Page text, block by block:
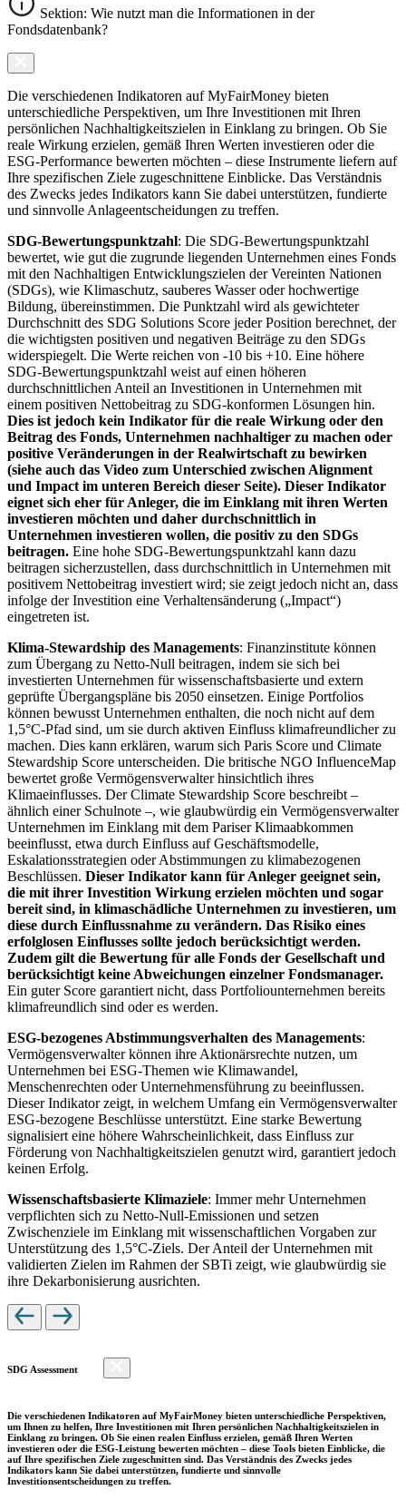
Sektion: Wie nutzt man die Informationen in der
Fondsdatenbank?
Die verschiedenen Indikatoren auf MyFairMoney bieten
unterschiedliche Perspektiven, um Ihre Investitionen mit Ihren
persönlichen Nachhaltigkeitszielen in Einklang zu bringen. Ob Sie
reale Wirkung erzielen, gemäß Ihren Werten investieren oder die
ESG-Performance bewerten möchten – diese Instrumente liefern auf
Ihre spezifischen Ziele zugeschnittene Einblicke. Das Verständnis
des Zwecks jedes Indikators kann Sie dabei unterstützen, fundierte
und sinnvolle Anlageentscheidungen zu treffen.
SDG-Bewertungspunktzahl: Die SDG-Bewertungspunktzahl
bewertet, wie gut die zugrunde liegenden Unternehmen eines Fonds
mit den Nachhaltigen Entwicklungszielen der Vereinten Nationen
(SDGs), wie Klimaschutz, sauberes Wasser oder hochwertige
Bildung, übereinstimmen. Die Punktzahl wird als gewichteter
Durchschnitt des SDG Solutions Score jeder Position berechnet, der
die wichtigsten positiven und negativen Beiträge zu den SDGs
widerspiegelt. Die Werte reichen von -10 bis +10. Eine höhere
SDG-Bewertungspunktzahl weist auf einen höheren
durchschnittlichen Anteil an Investitionen in Unternehmen mit
einem positiven Nettobeitrag zu SDG-konformen Lösungen hin.
Dies ist jedoch kein Indikator für die reale Wirkung oder den
Beitrag des Fonds, Unternehmen nachhaltiger zu machen oder
positive Veränderungen in der Realwirtschaft zu bewirken
(siehe auch das Video zum Unterschied zwischen Alignment
und Impact im unteren Bereich dieser Seite). Dieser Indikator
eignet sich eher für Anleger, die im Einklang mit ihren Werten
investieren möchten und daher durchschnittlich in
Unternehmen investieren wollen, die positiv zu den SDGs
beitragen. Eine hohe SDG-Bewertungspunktzahl kann dazu
beitragen sicherzustellen, dass durchschnittlich in Unternehmen mit
positivem Nettobeitrag investiert wird; sie zeigt jedoch nicht an, dass
infolge der Investition eine Verhaltensänderung („Impact“)
eingetreten ist.
Klima-Stewardship des Managements: Finanzinstitute können
zum Übergang zu Netto-Null beitragen, indem sie sich bei
investierten Unternehmen für wissenschaftsbasierte und extern
geprüfte Übergangspläne bis 2050 einsetzen. Einige Portfolios
können bewusst Unternehmen enthalten, die noch nicht auf dem
1,5°C-Pfad sind, um sie durch aktiven Einfluss klimafreundlicher zu
machen. Dies kann erklären, warum sich Paris Score und Climate
Stewardship Score unterscheiden. Die britische NGO InfluenceMap
bewertet große Vermögensverwalter hinsichtlich ihres
Klimaeinflusses. Der Climate Stewardship Score beschreibt –
ähnlich einer Schulnote –, wie glaubwürdig ein Vermögensverwalter
Unternehmen im Einklang mit dem Pariser Klimaabkommen
beeinflusst, etwa durch Einfluss auf Geschäftsmodelle,
Eskalationsstrategien oder Abstimmungen zu klimabezogenen
Beschlüssen. Dieser Indikator kann für Anleger geeignet sein,
die mit ihrer Investition Wirkung erzielen möchten und sogar
bereit sind, in klimaschädliche Unternehmen zu investieren, um
diese durch Einflussnahme zu verändern. Das Risiko eines
erfolglosen Einflusses sollte jedoch berücksichtigt werden.
Zudem gilt die Bewertung für alle Fonds der Gesellschaft und
berücksichtigt keine Abweichungen einzelner Fondsmanager.
Ein guter Score garantiert nicht, dass Portfoliounternehmen bereits
klimafreundlich sind oder es werden.
ESG-bezogenes Abstimmungsverhalten des Managements:
Vermögensverwalter können ihre Aktionärsrechte nutzen, um
Unternehmen bei ESG-Themen wie Klimawandel,
Menschenrechten oder Unternehmensführung zu beeinflussen.
Dieser Indikator zeigt, in welchem Umfang ein Vermögensverwalter
ESG-bezogene Beschlüsse unterstützt. Eine starke Bewertung
signalisiert eine höhere Wahrscheinlichkeit, dass Einfluss zur
Förderung von Nachhaltigkeitszielen genutzt wird, garantiert jedoch
keinen Erfolg.
Wissenschaftsbasierte Klimaziele: Immer mehr Unternehmen
verpflichten sich zu Netto-Null-Emissionen und setzen
Zwischenziele im Einklang mit wissenschaftlichen Vorgaben zur
Unterstützung des 1,5°C-Ziels. Der Anteil der Unternehmen mit
validierten Zielen im Rahmen der SBTi zeigt, wie glaubwürdig sie
ihre Dekarbonisierung ausrichten.
SDG Assessment
Die verschiedenen Indikatoren auf MyFairMoney bieten unterschiedliche Perspektiven,
um Ihnen zu helfen, Ihre Investitionen mit Ihren persönlichen Nachhaltigkeitszielen in
Einklang zu bringen. Ob Sie einen realen Einfluss erzielen, gemäß Ihren Werten
investieren oder die ESG-Leistung bewerten möchten – diese Tools bieten Einblicke, die
auf Ihre spezifischen Ziele zugeschnitten sind. Das Verständnis des Zwecks jedes
Indikators kann Sie dabei unterstützen, fundierte und sinnvolle
Investitionsentscheidungen zu treffen.